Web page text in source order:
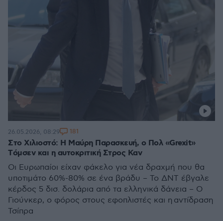
Στο Χιλιοστό: Η Μαύρη Παρασκευή, ο Πολ «Grexit»
Tόμσεν και η αυτοκριτική Στρος Καν
Oι Ευρωπαίοι είχαν φάκελο για νέα δραχμή που θα
υποτιμάτο 60%-80% σε ένα βράδυ – Το ΔΝΤ έβγαλε
κέρδος 5 δισ. δολάρια από τα ελληνικά δάνεια – Ο
Γιούνκερ, ο φόρος στους εφοπλιστές και η αντίδραση
Τσίπρα
26.05.2026, 08:29 181